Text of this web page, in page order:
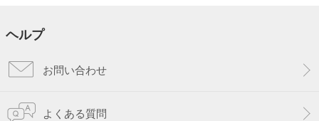
ヘルプ
お問い合わせ
よくある質問